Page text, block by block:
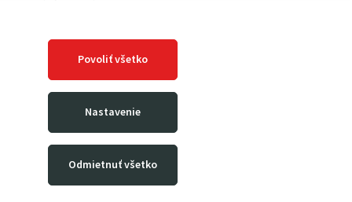
Povoliť všetko
Nastavenie
Odmietnuť všetko
oceľové rolne, čelná ochranná mreža, silné